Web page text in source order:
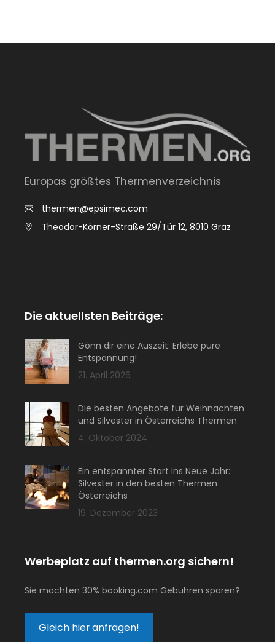
Europas größtes Thermenverzeichnis
thermen@epsimec.com
Theodor-Körner-Straße 29/Tür 12, 8010 Graz
Die aktuellsten Beiträge:
Gönn dir eine Auszeit: Erlebe pure
Entspannung!
21. April 2026
Die besten Angebote für Weihnachten
und Silvester in Österreichs Thermen
4. Oktober 2024
Ein entspannter Start ins Neue Jahr:
Silvester in den besten Thermen
Österreichs
19. Dezember 2023
Werbeplatz auf thermen.org sichern!
Sie möchten 30% booking.com Gebühren sparen?
Gleich hier anfragen!